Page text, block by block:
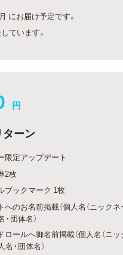
にお届け予定です。
ています。
円
ーン
限定アップデート
2枚
ブックマーク 1枚
へのお名前掲載（個人名（ニックネ
・団体名）
ロールへ御名前掲載（個人名（ニ
名・団体名）